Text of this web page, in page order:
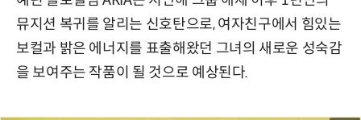
뮤지션 복귀를 알리는 신호탄으로, 여자친구에서 힘있는
보컬과 밝은 에너지를 표출해왔던 그녀의 새로운 성숙감
을 보여주는 작품이 될 것으로 예상된다.